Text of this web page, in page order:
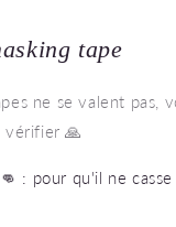
tape
ne se valent pas,
vérifier 🙏
👊 : pour qu'il ne